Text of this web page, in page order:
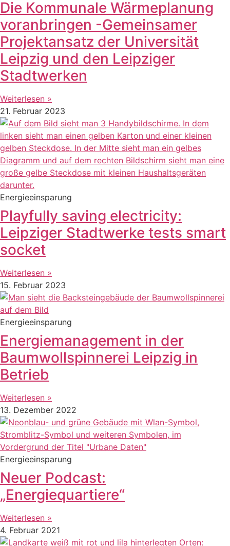
Die Kommunale Wärmeplanung
voranbringen -Gemeinsamer
Projektansatz der Universität
Leipzig und den Leipziger
Stadtwerken
Weiterlesen »
21. Februar 2023
Energieeinsparung
Playfully saving electricity:
Leipziger Stadtwerke tests smart
socket
Weiterlesen »
15. Februar 2023
Energieeinsparung
Energiemanagement in der
Baumwollspinnerei Leipzig in
Betrieb
Weiterlesen »
13. Dezember 2022
Energieeinsparung
Neuer Podcast:
„Energiequartiere“
Weiterlesen »
4. Februar 2021